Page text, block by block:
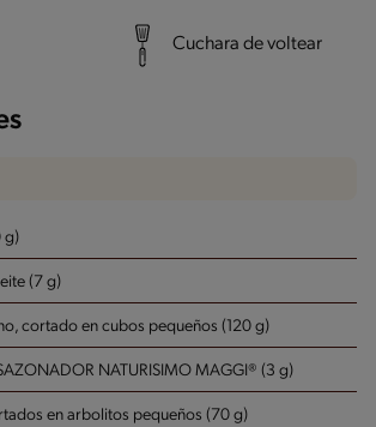
Cuchara de voltear
g)
(7 g)
cortado en cubos pequeños (120 g)
NATURISIMO MAGGI® (3 g)
en arbolitos pequeños (70 g)